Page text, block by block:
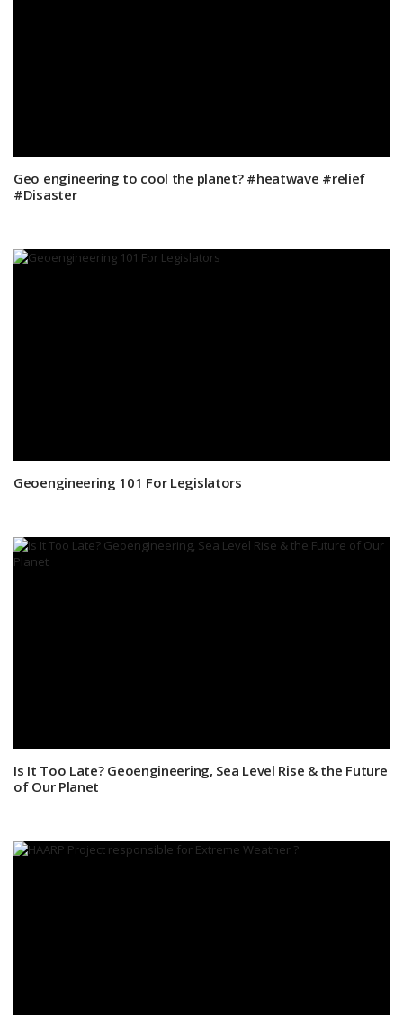
Geo engineering to cool the planet? #heatwave #relief
#Disaster
Geoengineering 101 For Legislators
Is It Too Late? Geoengineering, Sea Level Rise & the Future
of Our Planet